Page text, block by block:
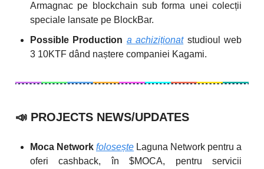
Armagnac pe blockchain sub forma unei colecții
speciale lansate pe BlockBar.
Possible Production a achiziționatstudioul web
3 10KTF dând naștere companiei Kagami.
📣 PROJECTS NEWS/UPDATES
Moca Network folosește Laguna Network pentru a
oferi cashback, în $MOCA, pentru servicii